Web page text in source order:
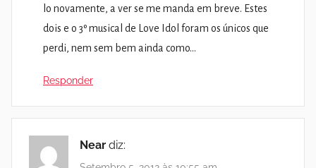
lo novamente, a ver se me manda em breve. Estes
dois e o 3º musical de Love Idol foram os únicos que
perdi, nem sem bem ainda como…
Responder
Near diz: